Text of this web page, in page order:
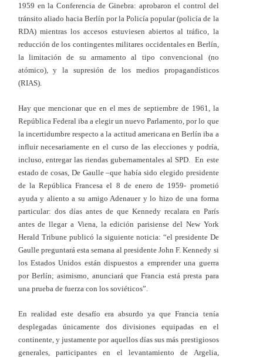
1959 en la Conferencia de Ginebra: aprobaron el control del
tránsito aliado hacia Berlín por la Policía popular (policía de la
RDA) mientras los accesos estuviesen abiertos al tráfico, la
reducción de los contingentes militares occidentales en Berlín,
la limitación de su armamento al tipo convencional (no
atómico), y la supresión de los medios propagandísticos
(RIAS).
Hay que mencionar que en el mes de septiembre de 1961, la
República Federal iba a elegir un nuevo Parlamento, por lo que
la incertidumbre respecto a la actitud americana en Berlín iba a
influir necesariamente en el curso de las elecciones y podría,
incluso, entregar las riendas gubernamentales al SPD. En este
estado de cosas, De Gaulle –que había sido elegido presidente
de la República Francesa el 8 de enero de 1959- prometió
ayuda y aliento a su amigo Adenauer y lo hizo de una forma
particular: dos días antes de que Kennedy recalara en París
antes de llegar a Viena, la edición parisiense del New York
Herald Tribune publicó la siguiente noticia: “el presidente De
Gaulle preguntará esta semana al presidente John F. Kennedy si
los Estados Unidos están dispuestos a emprender una guerra
por Berlín; asimismo, anunciará que Francia está presta para
una prueba de fuerza con los soviéticos”.
En realidad este desafío era absurdo ya que Francia tenía
desplegadas únicamente dos divisiones equipadas en el
continente, y justamente por aquellos días sus más prestigiosos
generales, participantes en el levantamiento de Argelia,